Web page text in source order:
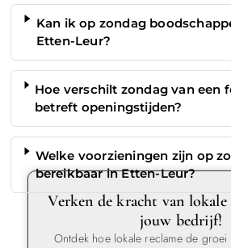
Kan ik op zondag
Etten-Leur?
Hoe verschilt zondag van een
betreft openingstijden?
Welke voorzieningen zijn op
bereikbaar in Etten-Leur?
Verken de kracht van
jouw bedrijf!
Ontdek hoe lokale reclame de